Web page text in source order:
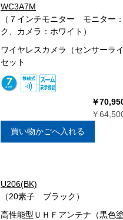
WC3A7M
（７インチモニター モニター
ク、カメラ：ホワイト）
ワイヤレスカメラ（センサーライ
セット
￥
￥
買い物かごへ入れる
U206(BK)
（20素子 ブラック）
高性能型ＵＨＦアンテナ（黒色塗